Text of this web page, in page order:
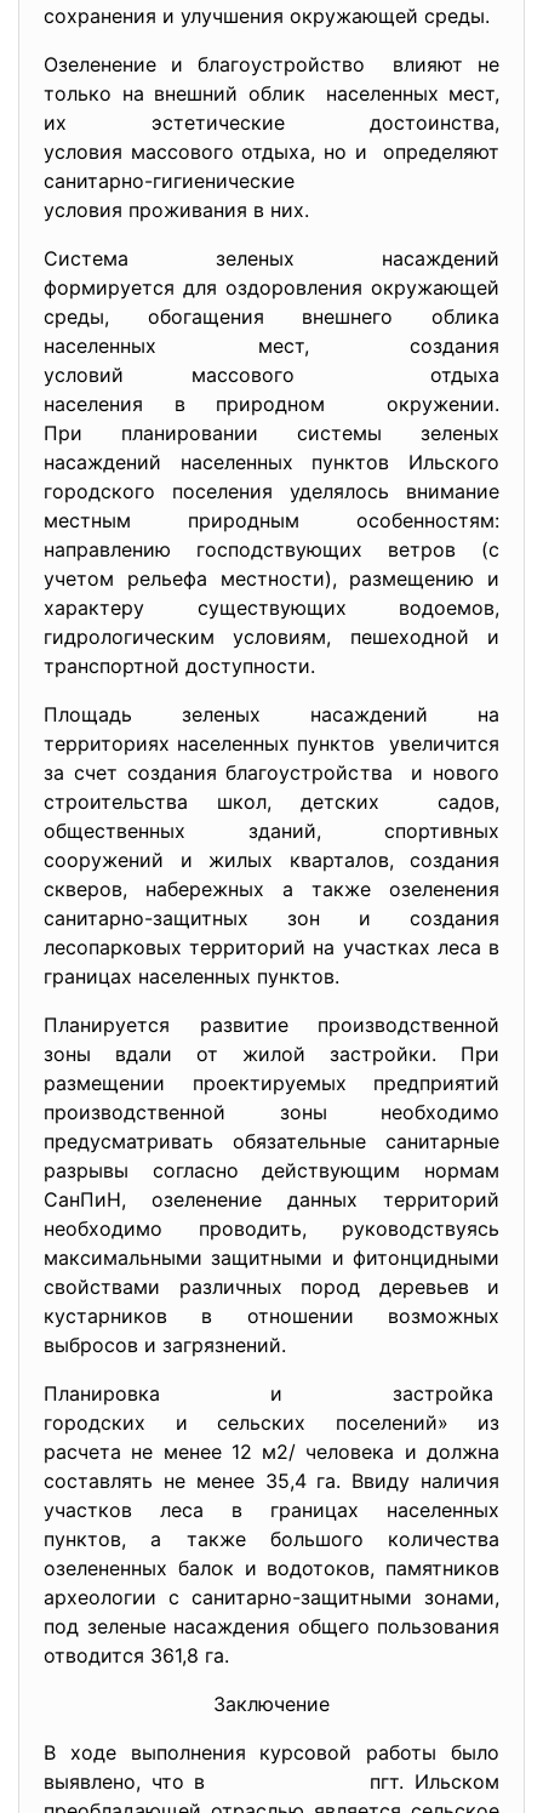
сохранения и улучшения окружающей среды.
Озеленение и благоустройство влияют не
только на внешний облик населенных мест,
их эстетические достоинства,
условия массового отдыха, но и определяют
санитарно-гигиенические
условия проживания в них.
Система зеленых насаждений
формируется для оздоровления окружающей
среды, обогащения внешнего облика
населенных мест, создания
условий массового отдыха
населения в природном окружении.
При планировании системы зеленых
насаждений населенных пунктов Ильского
городского поселения уделялось внимание
местным природным особенностям:
направлению господствующих ветров (с
учетом рельефа местности), размещению и
характеру существующих водоемов,
гидрологическим условиям, пешеходной и
транспортной доступности.
Площадь зеленых насаждений на
территориях населенных пунктов увеличится
за счет создания благоустройства и нового
строительства школ, детских садов,
общественных зданий, спортивных
сооружений и жилых кварталов, создания
скверов, набережных а также озеленения
санитарно-защитных зон и создания
лесопарковых территорий на участках леса в
границах населенных пунктов.
Планируется развитие производственной
зоны вдали от жилой застройки. При
размещении проектируемых предприятий
производственной зоны необходимо
предусматривать обязательные санитарные
разрывы согласно действующим нормам
СанПиН, озеленение данных территорий
необходимо проводить, руководствуясь
максимальными защитными и фитонцидными
свойствами различных пород деревьев и
кустарников в отношении возможных
выбросов и загрязнений.
Планировка и застройка
городских и сельских поселений» из
расчета не менее 12 м2/ человека и должна
составлять не менее 35,4 га. Ввиду наличия
участков леса в границах населенных
пунктов, а также большого количества
озелененных балок и водотоков, памятников
археологии с санитарно-защитными зонами,
под зеленые насаждения общего пользования
отводится 361,8 га.
Заключение
В ходе выполнения курсовой работы было
выявлено, что в пгт. Ильском